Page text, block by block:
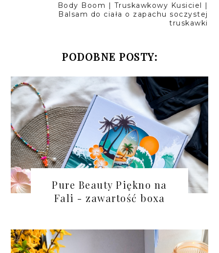
Body Boom | Truskawkowy Kusiciel |
Balsam do ciała o zapachu soczystej
truskawki
PODOBNE POSTY:
Pure Beauty Piękno na
Fali - zawartość boxa